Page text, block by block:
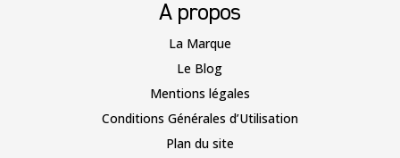
A propos
La Marque
Le Blog
Mentions légales
Conditions Générales d’Utilisation
Plan du site